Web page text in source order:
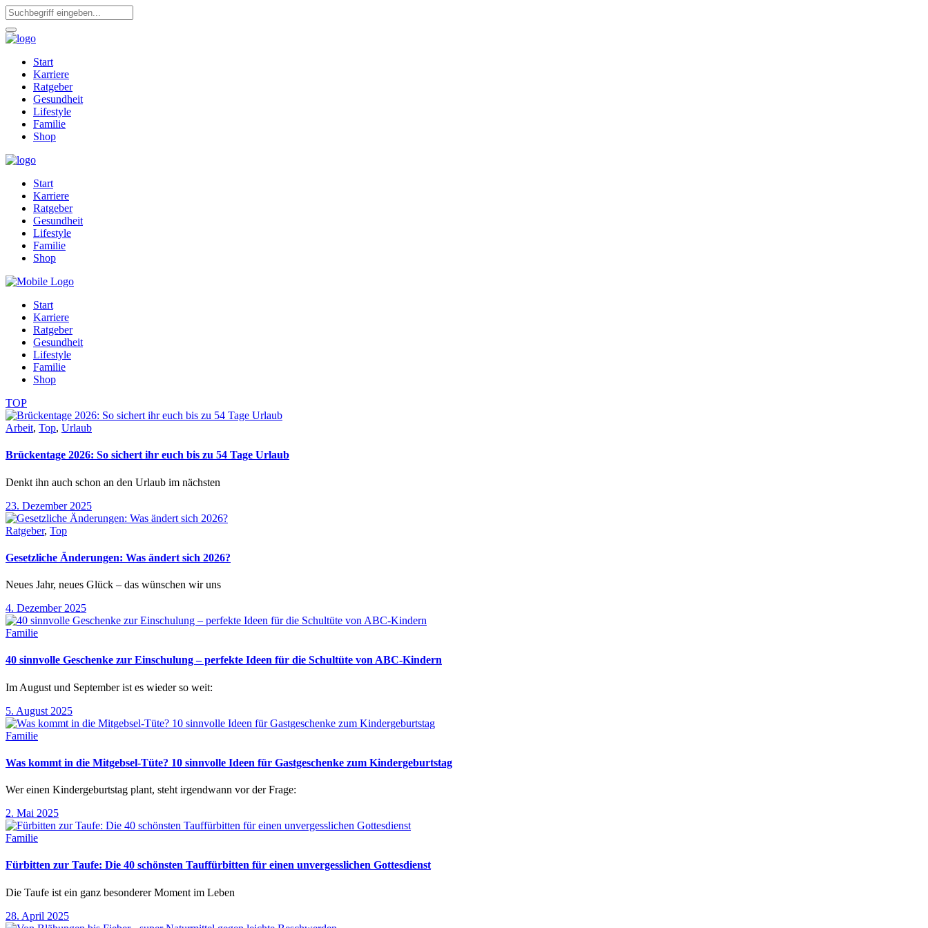
Start
Karriere
Ratgeber
Gesundheit
Lifestyle
Familie
Shop
Start
Karriere
Ratgeber
Gesundheit
Lifestyle
Familie
Shop
Start
Karriere
Ratgeber
Gesundheit
Lifestyle
Familie
Shop
TOP
Arbeit, Top, Urlaub
Brückentage 2026: So sichert ihr euch bis zu 54 Tage Urlaub
Denkt ihn auch schon an den Urlaub im nächsten
23. Dezember 2025
Ratgeber, Top
Gesetzliche Änderungen: Was ändert sich 2026?
Neues Jahr, neues Glück – das wünschen wir uns
4. Dezember 2025
Familie
40 sinnvolle Geschenke zur Einschulung – perfekte Ideen für die Schultüte von ABC-Kindern
Im August und September ist es wieder so weit:
5. August 2025
Familie
Was kommt in die Mitgebsel-Tüte? 10 sinnvolle Ideen für Gastgeschenke zum Kindergeburtstag
Wer einen Kindergeburtstag plant, steht irgendwann vor der Frage:
2. Mai 2025
Familie
Fürbitten zur Taufe: Die 40 schönsten Tauffürbitten für einen unvergesslichen Gottesdienst
Die Taufe ist ein ganz besonderer Moment im Leben
28. April 2025